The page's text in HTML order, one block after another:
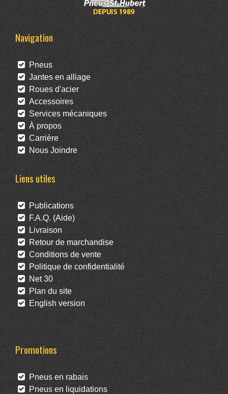
Navigation
Pneus
Jantes en alliage
Roues d'acier
Accessoires
Services mécaniques
À propos
Carrière
Nous Joindre
Liens utiles
Publications
F.A.Q. (Aide)
Livraison
Retour de marchandise
Conditions de vente
Politique de confidentialité
Net 30
Plan du site
English version
Promotions
Pneus en rabais
Pneus en liquidations